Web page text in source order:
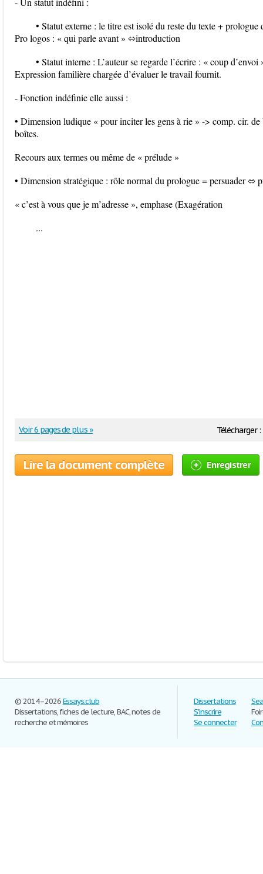
• Statut externe : le titre est isolé du reste du texte +
Pro logos : « qui parle avant » ⬄introduction
• Statut interne : L’auteur se regarde l’écrire : « coup
Expression familière chargée d’évaluer le travail fournit.
- Fonction indéfinie elle aussi :
• Dimension ludique « pour inciter les gens à rie » -> comp. cir.
boîtes.
Recours aux termes ou même de « prélude »
• Dimension stratégique : rôle normal du prologue = persuader ⬄
« c’est à vous que je m’adresse », emphase (Exagération
...
Télécharger :
Voir 6 pages de plus »
Lire la document complète Enregistrer
© 2014–2026Essays.club
Dissertations, fiches de lecture, BAC, notes de
recherche et mémoires
Dissertations
S'inscrire
Se connecter